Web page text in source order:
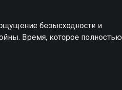
безысходности и
Время, которое полностью